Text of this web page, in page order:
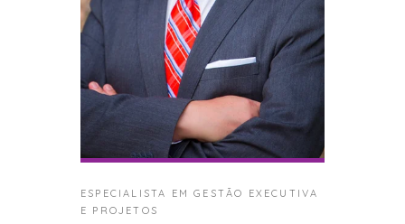
ESPECIALISTA EM GESTÃO EXECUTIVA
E PROJETOS